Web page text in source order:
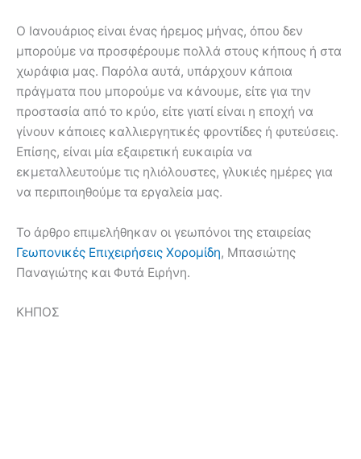
Ο Ιανουάριος είναι ένας ήρεμος μήνας, όπου δεν
μπορούμε να προσφέρουμε πολλά στους κήπους ή στα
χωράφια μας. Παρόλα αυτά, υπάρχουν κάποια
πράγματα που μπορούμε να κάνουμε, είτε για την
προστασία από το κρύο, είτε γιατί είναι η εποχή να
γίνουν κάποιες καλλιεργητικές φροντίδες ή φυτεύσεις.
Επίσης, είναι μία εξαιρετική ευκαιρία να
εκμεταλλευτούμε τις ηλιόλουστες, γλυκιές ημέρες για
να περιποιηθούμε τα εργαλεία μας.
Το άρθρο επιμελήθηκαν οι γεωπόνοι της εταιρείας
Γεωπονικές Επιχειρήσεις Χορομίδη, Μπασιώτης
Παναγιώτης και Φυτά Ειρήνη.
ΚΗΠΟΣ